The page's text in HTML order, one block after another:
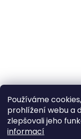
Používáme
prohlížení webu a
zlepšovali jeho
informací